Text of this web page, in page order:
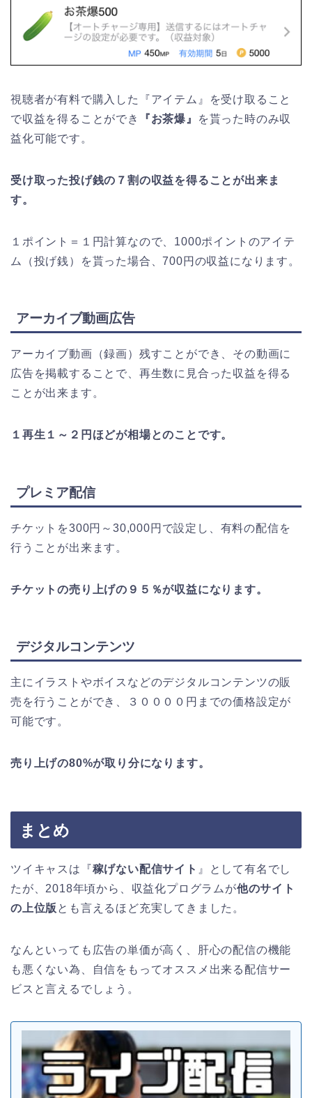
視聴者が有料で購入した『アイテム』を受け取ること
で収益を得ることができ
『お茶爆』
を貰った時のみ収
益化可能です。
受け取った投げ銭の７割の収益を得ることが出来ま
す。
１ポイント＝１円計算なので、1000ポイントのアイテ
ム（投げ銭）を貰った場合、700円の収益になります。
アーカイブ動画広告
アーカイブ動画（録画）残すことができ、その動画に
広告を掲載することで、再生数に見合った収益を得る
ことが出来ます。
１再生１～２円ほどが相場とのことです。
プレミア配信
チケットを300円～30,000円で設定し、有料の配信を
行うことが出来ます。
チケットの売り上げの９５％が収益になります。
デジタルコンテンツ
主にイラストやボイスなどのデジタルコンテンツの販
売を行うことができ、３００００円までの価格設定が
可能です。
売り上げの80%が取り分になります。
まとめ
ツイキャスは『稼げない配信サイト 』として有名でし
たが、2018年頃から、収益化プログラムが他のサイト
の上位版 とも言えるほど充実してきました。
なんといっても広告の単価が高く、肝心の配信の機能
も悪くない為、自信をもってオススメ出来る配信サー
ビスと言えるでしょう。